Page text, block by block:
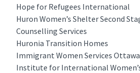
Hope for Refugees International
Huron Women’s Shelter Second
Counselling Services
Huronia Transition Homes
Immigrant Women Services Ottawa
Institute for International